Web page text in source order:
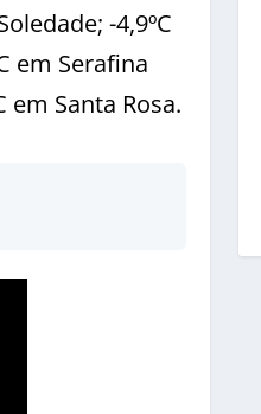
-4,9ºC
em Serafina
em Santa Rosa.